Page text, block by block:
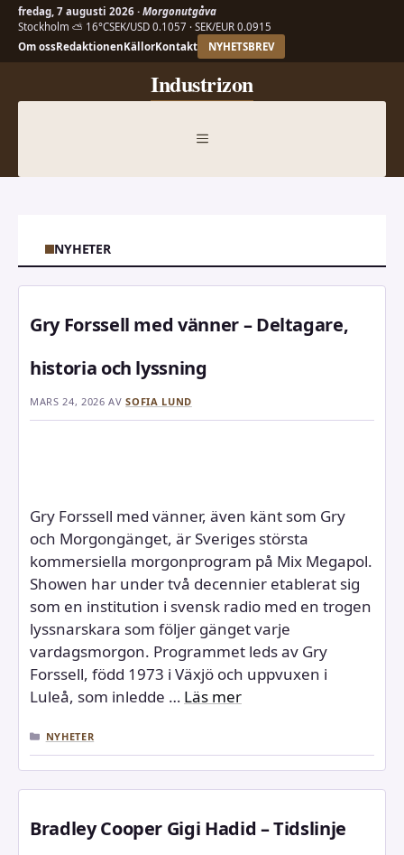
fredag, 7 augusti 2026 · Morgonutgåva
Stockholm ⛅ 16°CSEK/USD 0.1057 · SEK/EUR 0.0915
Om ossRedaktionenKällorKontakt NYHETSBREV
Industrizon
MENY
NYHETER
Gry Forssell med vänner – Deltagare,
historia och lyssning
MARS 24, 2026 AVSOFIA LUND
Gry Forssell med vänner, även känt som Gry
och Morgongänget, är Sveriges största
kommersiella morgonprogram på Mix Megapol.
Showen har under två decennier etablerat sig
som en institution i svensk radio med en trogen
lyssnarskara som följer gänget varje
vardagsmorgon. Programmet leds av Gry
Forssell, född 1973 i Växjö och uppvuxen i
Luleå, som inledde … Läs mer
KATEGORIER
NYHETER
Bradley Cooper Gigi Hadid – Tidslinje